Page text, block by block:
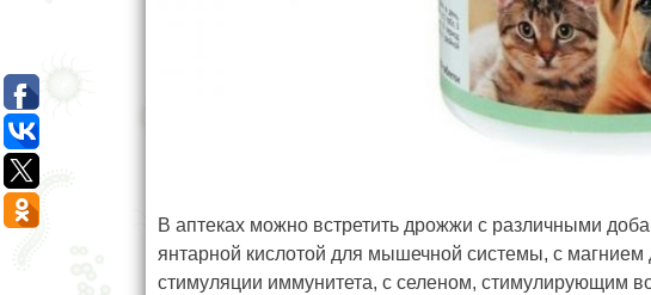
В аптеках можно встретить дрожжи с различными
янтарной кислотой для мышечной системы, с
стимуляции иммунитета, с селеном, стимулирующим